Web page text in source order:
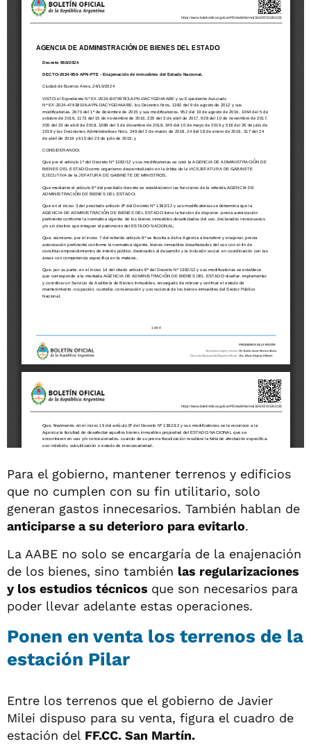
Para el gobierno, mantener terrenos y edificios
que no cumplen con su fin utilitario, solo
generan gastos innecesarios. También hablan de
anticiparse a su deterioro para evitarlo.
La AABE no solo se encargaría de la enajenación
de los bienes, sino también las regularizaciones
y los estudios técnicos que son necesarios para
poder llevar adelante estas operaciones.
Ponen en venta los terrenos de la
estación Pilar
Entre los terrenos que el gobierno de Javier
Milei dispuso para su venta, figura el cuadro de
estación del FF.CC. San Martín.